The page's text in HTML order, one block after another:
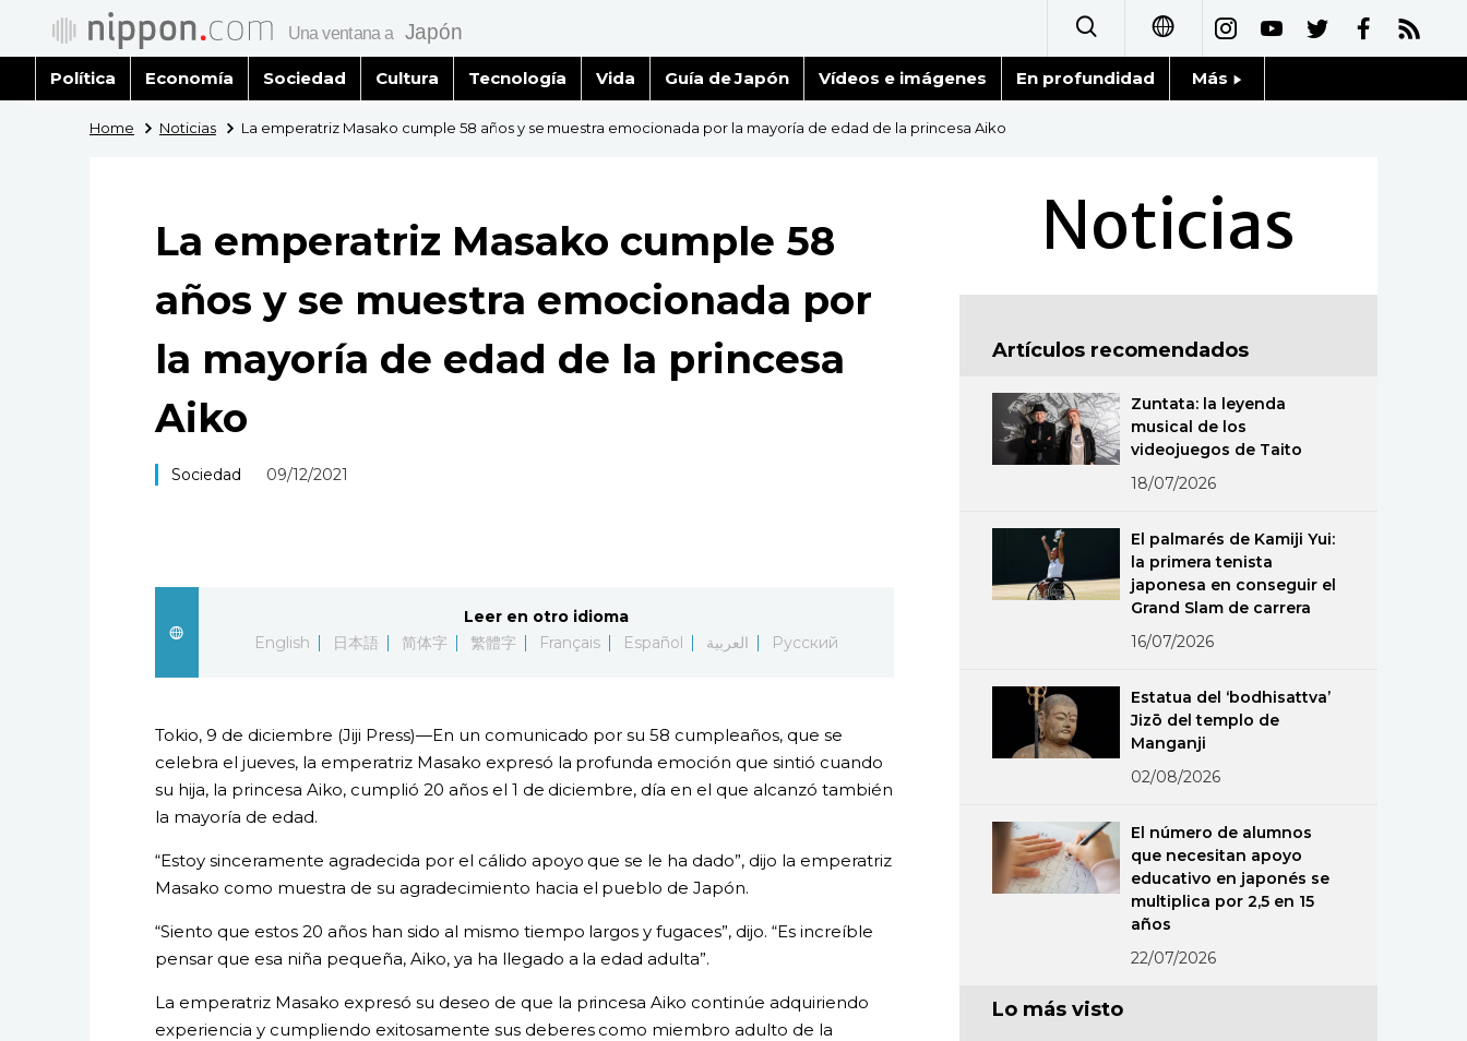
日本語
简体字
繁體字
العربية
Русский
Política Economía Sociedad Cultura Tecnología Vida Guía de Japón Vídeos e imágenes En profundidad Más
Fragmentos de Japón
Gente
Blog
Tokio
Avisos
Home Noticias La emperatriz Masako cumple 58 años y se muestra emocionada por la mayoría de edad de la princesa Aiko
La emperatriz Masako cumple 58
años y se muestra emocionada por
la mayoría de edad de la princesa
Aiko
Sociedad 09/12/2021
Leer en otro idioma
English
日本語 简体字 繁體字 Français Español العربية Русский
Tokio, 9 de diciembre (Jiji Press)—En un comunicado por su 58 cumpleaños, que se
celebra el jueves, la emperatriz Masako expresó la profunda emoción que sintió cuando
su hija, la princesa Aiko, cumplió 20 años el 1 de diciembre, día en el que alcanzó también
la mayoría de edad.
“Estoy sinceramente agradecida por el cálido apoyo que se le ha dado”, dijo la emperatriz
Masako como muestra de su agradecimiento hacia el pueblo de Japón.
“Siento que estos 20 años han sido al mismo tiempo largos y fugaces”, dijo. “Es increíble
pensar que esa niña pequeña, Aiko, ya ha llegado a la edad adulta”.
La emperatriz Masako expresó su deseo de que la princesa Aiko continúe adquiriendo
experiencia y cumpliendo exitosamente sus deberes como miembro adulto de la
Noticias
Artículos recomendados
Zuntata: la leyenda
musical de los
videojuegos de Taito
18/07/2026
El palmarés de Kamiji Yui:
la primera tenista
japonesa en conseguir el
Grand Slam de carrera
16/07/2026
Estatua del ‘bodhisattva’
Jizō del templo de
Manganji
02/08/2026
El número de alumnos
que necesitan apoyo
educativo en japonés se
multiplica por 2,5 en 15
años
22/07/2026
Lo más visto